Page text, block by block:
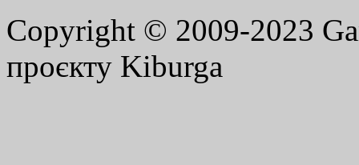
Copyright © 2009-2023
проєкту Kiburga